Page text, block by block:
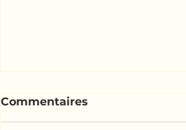
Activité scolaire avec
Le 1er novembre dernier, la
Commentaires